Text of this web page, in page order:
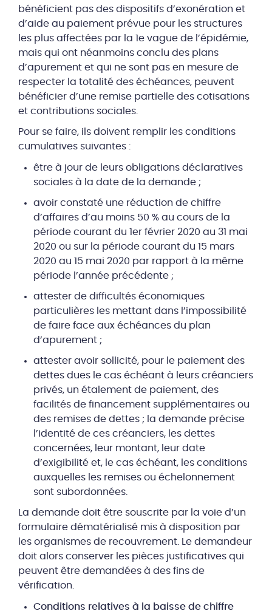
bénéficient pas des dispositifs d’exonération et
d’aide au paiement prévue pour les structures
les plus affectées par la 1e vague de l’épidémie,
mais qui ont néanmoins conclu des plans
d’apurement et qui ne sont pas en mesure de
respecter la totalité des échéances, peuvent
bénéficier d’une remise partielle des cotisations
et contributions sociales.
Pour se faire, ils doivent remplir les conditions
cumulatives suivantes :
être à jour de leurs obligations déclaratives
sociales à la date de la demande ;
avoir constaté une réduction de chiffre
d’affaires d’au moins 50 % au cours de la
période courant du 1er février 2020 au 31 mai
2020 ou sur la période courant du 15 mars
2020 au 15 mai 2020 par rapport à la même
période l’année précédente ;
attester de difficultés économiques
particulières les mettant dans l’impossibilité
de faire face aux échéances du plan
d’apurement ;
attester avoir sollicité, pour le paiement des
dettes dues le cas échéant à leurs créanciers
privés, un étalement de paiement, des
facilités de financement supplémentaires ou
des remises de dettes ; la demande précise
l’identité de ces créanciers, les dettes
concernées, leur montant, leur date
d’exigibilité et, le cas échéant, les conditions
auxquelles les remises ou échelonnement
sont subordonnées.
La demande doit être souscrite par la voie d’un
formulaire dématérialisé mis à disposition par
les organismes de recouvrement. Le demandeur
doit alors conserver les pièces justificatives qui
peuvent être demandées à des fins de
vérification.
Conditions relatives à la baisse de chiffre